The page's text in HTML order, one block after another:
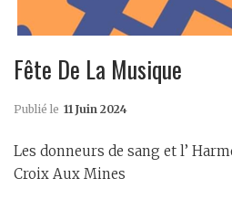
Fête De La Musique
Publié le 11 Juin 2024
Les donneurs de sang et l’
Croix Aux Mines